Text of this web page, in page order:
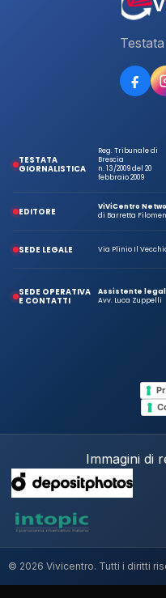
TESTATA
GIORNALISTICA
Reg. Tribunale di
Brescia
n. 13/2009 del 20
febbraio 2009
EDITORE
ViViCentro
di Barretta
SEDE LEGALE Via Plinio Il
SEDE OPERATIVA
E CONTATTI
Assistente
Avv. Luca Zuppelli
Immagini di
© 2026 Vivicentro. Tutti i diritti